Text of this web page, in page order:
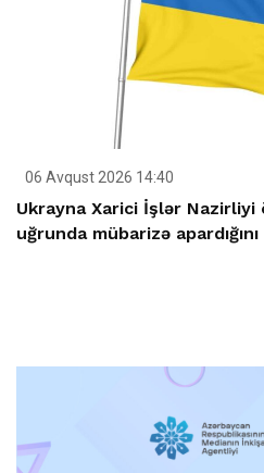
06 Avqust 2026 14:40
Ukrayna Xarici İşlər
uğrunda mübarizə